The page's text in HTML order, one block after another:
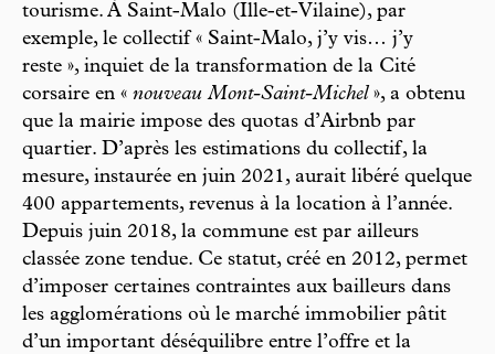
tourisme. À Saint-Malo (Ille-et-Vilaine), par
exemple, le collectif « Saint-Malo, j’y vis… j’y
reste », inquiet de la transformation de la Cité
corsaire en « nouveau Mont-Saint-Michel», a obtenu
que la mairie impose des quotas d’Airbnb par
quartier. D’après les estimations du collectif, la
mesure, instaurée en juin 2021, aurait libéré quelque
400 appartements, revenus à la location à l’année.
Depuis juin 2018, la commune est par ailleurs
classée zone tendue. Ce statut, créé en 2012, permet
d’imposer certaines contraintes aux bailleurs dans
les agglomérations où le marché immobilier pâtit
d’un important déséquilibre entre l’offre et la